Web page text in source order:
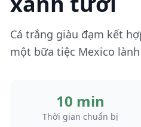
Cá trắng giàu đạm kết
một bữa tiệc Mexico
10 min
Thời gian chuẩn bị